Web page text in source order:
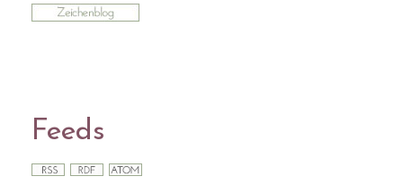
Feeds